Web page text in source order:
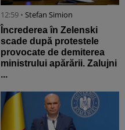
12:59 • Stefan Simion
Încrederea în Zelenski
scade după protestele
provocate de demiterea
ministrului apărării. Zalujni
...